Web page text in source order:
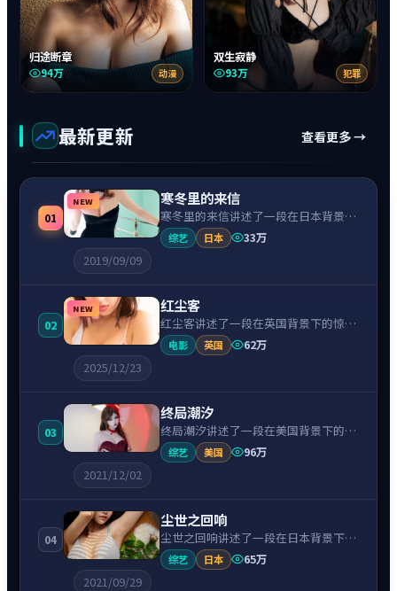
归途断章
94万 动漫
双生寂静
93万 犯罪
最新更新 查看更多 →
01
NEW 寒冬里的来信
寒冬里的来信讲述了一段在日本背景下
的喜剧故事，围绕菅田将晖饰演的主角
逐层展开，人物动机与命运转折相互牵
综艺 日本
33万
2019/09/09
02
NEW 红尘客
红尘客讲述了一段在英国背景下的惊悚
故事，围绕凯特·温斯莱特饰演的主角
逐层展开，人物动机与命运转折相互牵
电影 英国
62万
2025/12/23
03
终局潮汐
终局潮汐讲述了一段在美国背景下的犯
罪故事，围绕斯嘉丽·约翰逊饰演的主
角逐层展开，人物动机与命运转折相互
综艺 美国
96万
2021/12/02
04
尘世之回响
尘世之回响讲述了一段在日本背景下的
动漫故事，围绕长泽雅美饰演的主角逐
层展开，人物动机与命运转折相互牵
综艺 日本
65万
2021/09/29